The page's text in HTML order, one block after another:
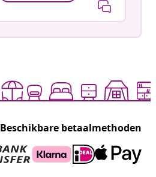
Beschikbare betaalmethoden